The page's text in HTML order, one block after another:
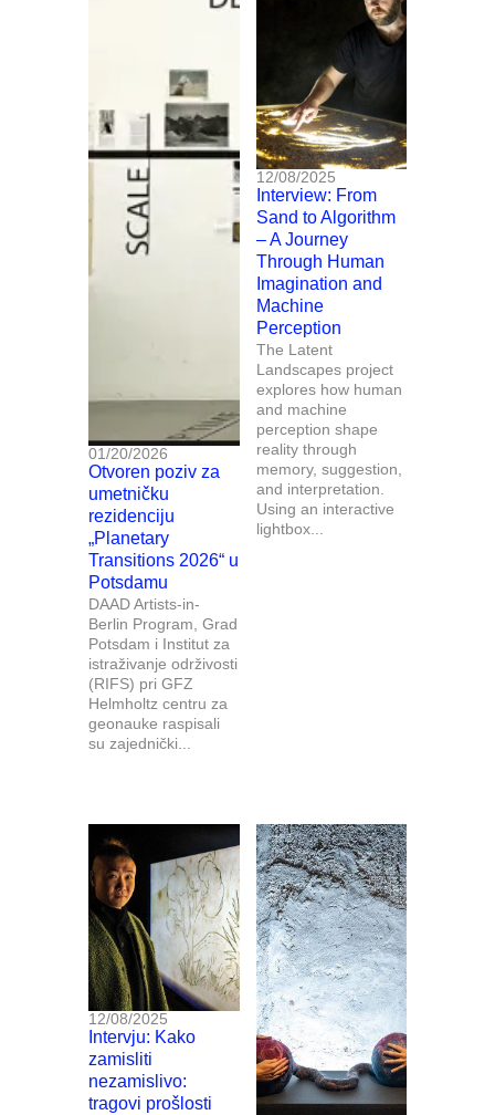
01/20/2026
Otvoren poziv za
umetničku
rezidenciju
„Planetary
Transitions 2026“ u
Potsdamu
DAAD Artists-in-
Berlin Program, Grad
Potsdam i Institut za
istraživanje održivosti
(RIFS) pri GFZ
Helmholtz centru za
geonauke raspisali
su zajednički...
12/08/2025
Interview: From
Sand to Algorithm
– A Journey
Through Human
Imagination and
Machine
Perception
The Latent
Landscapes project
explores how human
and machine
perception shape
reality through
memory, suggestion,
and interpretation.
Using an interactive
lightbox...
12/08/2025
Intervju: Kako
zamisliti
nezamislivo:
tragovi prošlosti